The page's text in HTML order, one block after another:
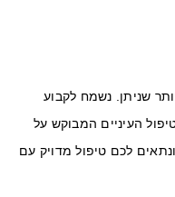
שניתן. נשמח לקבוע
העיניים המבוקש על
לכם טיפול מדויק עם